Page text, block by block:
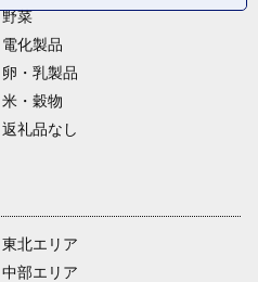
野菜
電化製品
卵・乳製品
米・穀物
返礼品なし
東北エリア
中部エリア